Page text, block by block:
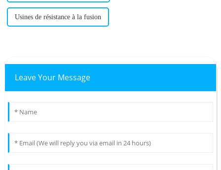
Usines de résistance à la fusion
Leave Your Message